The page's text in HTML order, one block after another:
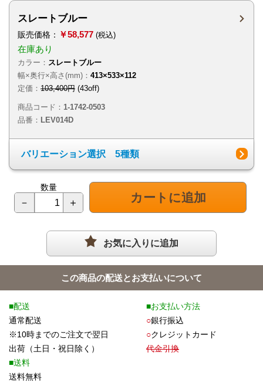
スレートブルー
販売価格： ￥58,577 (税込)
在庫あり
カラー： スレートブルー
幅×奥行×高さ(mm)： 413×533×112
定価： 103,400円 (43off)
商品コード： 1-1742-0503
品番： LEV014D
バリエーション選択 5種類
数量
－ ＋ カートに追加
お気に入りに追加
この商品の配送とお支払いについて
■配送
通常配送
※10時までのご注文で翌日
出荷（土日・祝日除く）
■送料
送料無料
■お支払い方法
○銀行振込
○クレジットカード
代金引換